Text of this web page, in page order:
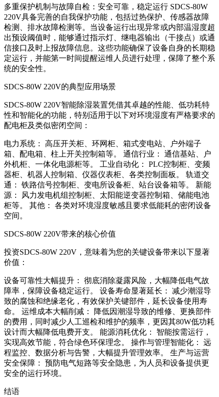
多重保护机制与故障自检：安全可靠，稳定运行 SDCS-80W
220V具备完善的自我保护功能，包括过热保护、传感器故障
检测、排水故障检测等。当设备运行出现异常或内部温湿度超
出预设阈值时，能够通过指示灯、继电器输出（干接点）或通
信接口及时上报故障信息。这些功能确保了设备自身的长期稳
定运行，并能第一时间提醒运维人员进行处理，保障了整个系
统的安全性。
SDCS-80W 220V的典型应用场景
SDCS-80W 220V智能除湿装置凭借其卓越的性能、低功耗特
性和智能化的功能，特别适用于以下对环境湿度有严格要求的
配电柜及类似密闭空间：
电力系统： 高压开关柜、环网柜、箱式变电站、户外端子
箱、配电箱、柱上开关控制箱等。 通信行业： 通信基站、户
外机柜、一体化电源柜等。 工业自动化： PLC控制柜、变频
器柜、机器人控制箱、仪器仪表柜、各类控制面板。 轨道交
通： 铁路信号控制柜、变电所设备柜、站台设备箱等。 新能
源： 风力发电机组控制柜、太阳能逆变器控制箱、储能电池
柜等。 其他： 各类对环境湿度敏感且要求低能耗的密闭设备
空间。
SDCS-80W 220V带来的核心价值
投资SDCS-80W 220V，意味着为您的关键设备带来以下显著
价值：
设备可靠性大幅提升： 彻底消除凝露风险，大幅降低电气故
障率，保障设备稳定运行。 设备寿命显著延长： 减少潮湿导
致的腐蚀和绝缘老化，有效保护关键部件，延长设备使用寿
命。 运维成本大幅削减： 降低因潮湿导致的维修、更换部件
的费用，同时减少人工巡检和维护的频率，更因其80W低功耗
设计而大幅降低电费开支。 能源消耗优化： 智能按需运行，
实现高效节能，符合绿色环保理念。 操作与管理智能化： 远
程监控、数据分析与告警，大幅提升管理效率。 生产与运营
安全保障： 预防电气短路等安全隐患，为人员和设备提供更
安全的运行环境。
结语